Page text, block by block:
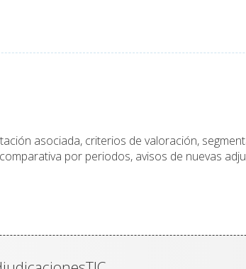
asociada, criterios de valoración,
por periodos, avisos de nuevas